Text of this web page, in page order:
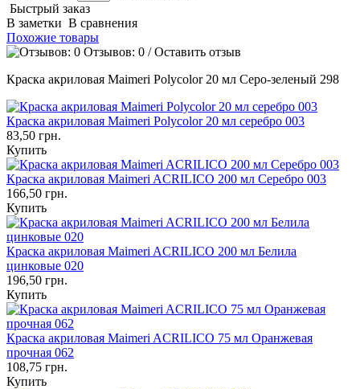
Быстрый заказ
В заметки В сравнения
Похожие товары
Отзывов: 0 /Оставить отзыв
Краска акриловая Maimeri Polycolor 20 мл Cеро-зеленый 298
Краска акриловая Maimeri Polycolor 20 мл серебро 003
83,50 грн.
Купить
Краска акриловая Maimeri ACRILICO 200 мл Серебро 003
166,50 грн.
Купить
Краска акриловая Maimeri ACRILICO 200 мл Белила
цинковые 020
196,50 грн.
Купить
Краска акриловая Maimeri ACRILICO 75 мл Оранжевая
прочная 062
108,75 грн.
Купить